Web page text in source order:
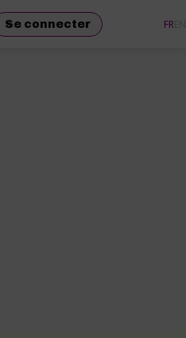
Se connecter FR